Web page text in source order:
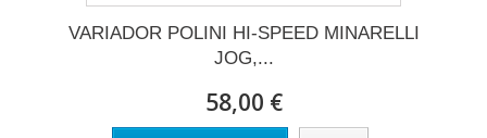
VARIADOR POLINI HI-SPEED MINARELLI
JOG,...
58,00 €